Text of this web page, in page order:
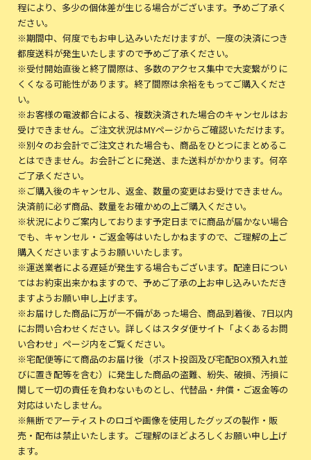
程により、多少の個体差が生じる場合がございます。予めご了承く
ださい。
※期間中、何度でもお申し込みいただけますが、一度の決済につき
都度送料が発生いたしますので予めご了承ください。
※受付開始直後と終了間際は、多数のアクセス集中で大変繋がりに
くくなる可能性があります。終了間際は余裕をもってご購入くださ
い。
※お客様の電波都合による、複数決済された場合のキャンセルはお
受けできません。ご注文状況はMYページからご確認いただけます。
※別々のお会計でご注文された場合も、商品をひとつにまとめるこ
とはできません。お会計ごとに発送、また送料がかかります。何卒
ご了承ください。
※ご購入後のキャンセル、返金、数量の変更はお受けできません。
決済前に必ず商品、数量をお確かめの上ご購入ください。
※状況によりご案内しております予定日までに商品が届かない場合
でも、キャンセル・ご返金等はいたしかねますので、ご理解の上ご
購入くださいますようお願いいたします。
※運送業者による遅延が発生する場合もございます。配達日につい
てはお約束出来かねますので、予めご了承の上お申し込みいただき
ますようお願い申し上げます。
※お届けした商品に万が一不備があった場合、商品到着後、7日以内
にお問い合わせください。詳しくはスタダ便サイト「よくあるお問
い合わせ」ページ内をご覧ください。
※宅配便等にて商品のお届け後（ポスト投函及び宅配BOX預入れ並
びに置き配等を含む）に発生した商品の盗難、紛失、破損、汚損に
関して一切の責任を負わないものとし、代替品・弁償・ご返金等の
対応はいたしません。
※無断でアーティストのロゴや画像を使用したグッズの製作・販
売・配布は禁止いたします。ご理解のほどよろしくお願い申し上げ
ます。